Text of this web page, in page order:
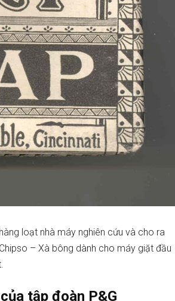
loạt nhà máy nghiên cứu và cho ra
– Xà bông dành cho máy giặt đầu
tập đoàn P&G